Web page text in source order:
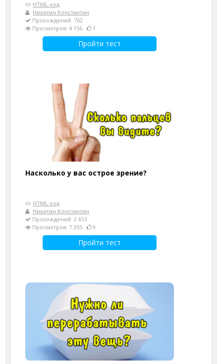
HTML-код
Никитин Константин
Прохождений: 762
Просмотров: 4 156
1
Пройти тест
Насколько у вас острое зрение?
HTML-код
Никитин Константин
Прохождений: 2 613
Просмотров: 7 355
9
Пройти тест